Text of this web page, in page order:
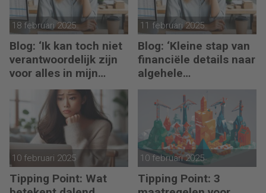
18 februari 2025
Blog: ‘Ik kan toch niet
verantwoordelijk zijn
voor alles in mijn
waardeketen?’
11 februari 2025
Blog: ‘Kleine stap van
financiële details naar
algehele
duurzaamheid ‘
10 februari 2025
Tipping Point: Wat
10 februari 2025
Tipping Point: 3